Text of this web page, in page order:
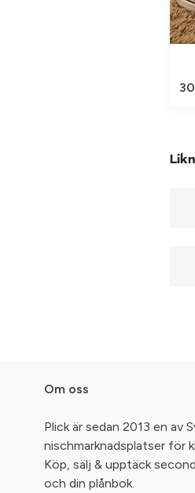
Om oss
Plick är sedan 2013 en av
nischmarknadsplatser för
Köp, sälj & upptäck
och din plånbok.